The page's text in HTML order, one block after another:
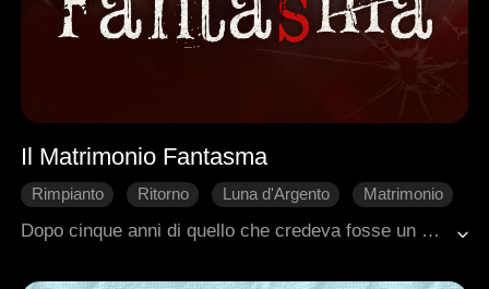
Il Matrimonio Fantasma
Rimpianto Ritorno Luna d'Argento
Matrimonio
Dopo cinque anni di quello che credeva fosse un matrimonio, Ethan scoprì di non essere legalmente sposato con Aubrey. Il suo coniuge registrato era Henry. Cogliendoli insieme, sentì la sua supplica che lui era solo un sostituto, anche mentre lei minacciava il suicidio. Con il cuore spezzato, Ethan cancellò la sua identità, cambiò nome e se ne andò per sempre.